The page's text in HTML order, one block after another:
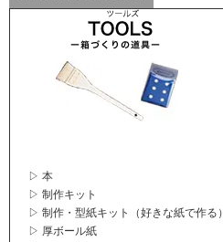
▷ 本
▷ 制作キット
▷ 制作・型紙キット（好きな紙で作る）
▷ 厚ボール紙